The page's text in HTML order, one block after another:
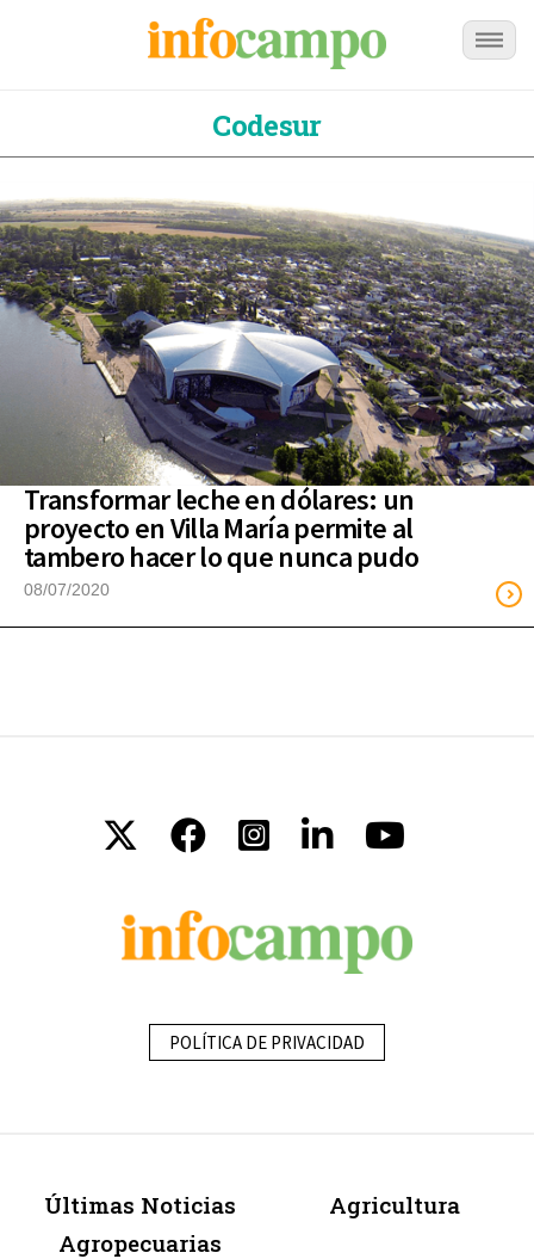
Codesur
Transformar leche en dólares: un
proyecto en Villa María permite al
tambero hacer lo que nunca pudo
08/07/2020
POLÍTICA DE PRIVACIDAD
Últimas Noticias
Agropecuarias
Agricultura